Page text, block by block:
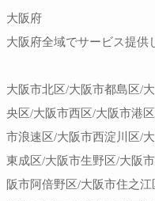
大阪府
大阪府全域でサービス提供
大阪市北区/大阪市都島区/
央区/大阪市西区/大阪市港
市浪速区/大阪市西淀川区/
東成区/大阪市生野区/大阪
阪市阿倍野区/大阪市住之